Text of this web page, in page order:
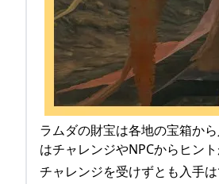
ラムダの財宝は各地の宝箱か
はチャレンジやNPCからヒント
チャレンジを受けずとも入手